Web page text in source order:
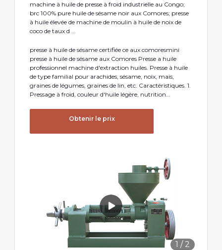
machine à huile de presse à froid industrielle au Congo;
brc 100% pure huile de sésame noir aux Comores; presse
à huile élevée de machine de moulin à huile de noix de
coco de taux d ...
presse à huile de sésame certifiée ce aux comoresmini
presse à huile de sésame aux Comores Presse a huile
professionnel machine d'extraction huiles. Presse à huile
de type familial pour arachides, sésame, noix, maïs,
graines de légumes, graines de lin, etc. Caractéristiques. 1.
Pressage à froid, couleur d'huile légère, nutrition…
Obtenir le prix
1 / 2